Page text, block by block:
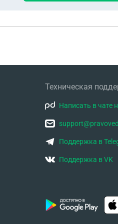
Техническая
Написать в чате
Поддержка в
Поддержка в VK